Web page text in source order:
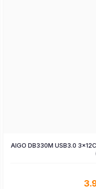
AIGO DB330M USB3.0